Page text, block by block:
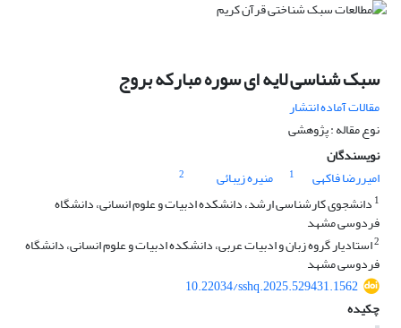
سبک شناسی لایه ای سوره مبارکه بروج
مقالات آماده انتشار
نوع مقاله : پژوهشی
نویسندگان
امیررضا فاکهی
1 منیره زیبائی
2
1 دانشجوی کارشناسی ارشد، دانشکده ادبیات و علوم انسانی، دانشگاه
فردوسی مشهد
2استادیار گروه زبان و ادبیات عربی، دانشکده ادبیات و علوم انسانی، دانشگاه
فردوسی مشهد
10.22034/sshq.2025.529431.1562
چکیده